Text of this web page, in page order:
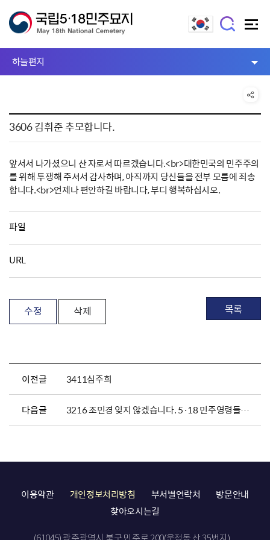
하늘편지
3606 김휘준 추모합니다.
앞서서 나가셨으니 산 자로서 따르겠습니다.<br>대한민국의 민주주의
를 위해 투쟁해 주셔서 감사하며, 아직까지 당신들을 전부 모름에 죄송
합니다.<br>언제나 편안하길 바랍니다, 부디 행복하십시오.
파일
URL
수정 삭제 목록
이전글 3411심주희
다음글 3216 조민경 잊지 않겠습니다. 5·18 민주영령들의 숭고한 희생
이용약관 개인정보처리방침 부서별연락처
방문안내
찾아오시는길